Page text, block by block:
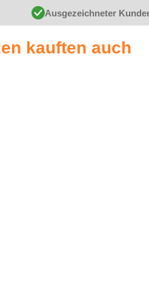
Ausgezeichneter
kauften auch